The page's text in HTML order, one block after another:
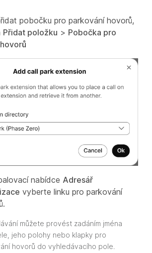
pobočku pro parkování hovorů,
Přidat položku > Pobočka pro
nabídce Adresář
vyberte linku pro parkování
můžete provést zadáním jména
jeho polohy nebo klapky pro
hovorů do vyhledávacího pole.